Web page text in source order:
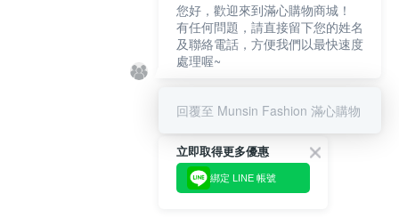
立即取得更多優惠
綁定 LINE 帳號
您好，歡迎來到滿心購物商城！
有任何問題，請直接留下您的姓名
及聯絡電話，方便我們以最快速度
處理喔~
回覆至 Munsin Fashion 滿心購物